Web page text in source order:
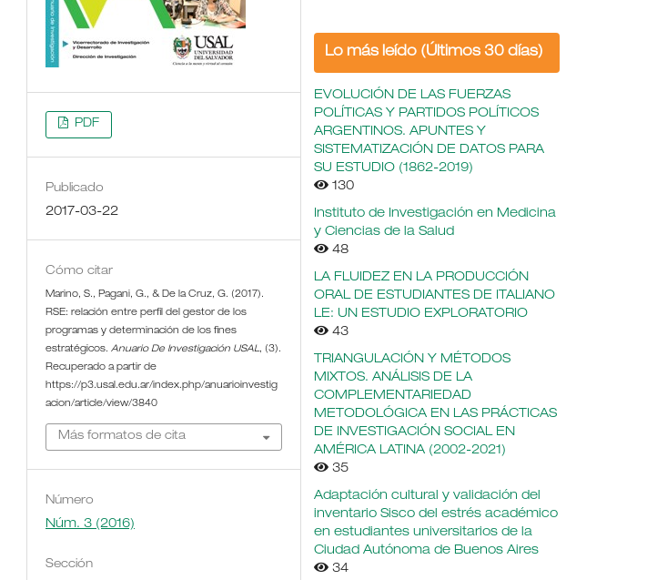
PDF
Publicado
2017-03-22
Cómo citar
Marino, S., Pagani, G., & De la Cruz, G. (2017).
RSE: relación entre perfil del gestor de los
programas y determinación de los fines
estratégicos.Anuario De Investigación USAL, (3).
Recuperado a partir de
https://p3.usal.edu.ar/index.php/anuarioinvestig
acion/article/view/3840
Más formatos de cita
Número
Núm. 3 (2016)
Sección
Lo más leído (Últimos 30 días)
EVOLUCIÓN DE LAS FUERZAS
POLÍTICAS Y PARTIDOS POLÍTICOS
ARGENTINOS. APUNTES Y
SISTEMATIZACIÓN DE DATOS PARA
SU ESTUDIO (1862-2019)
130
Instituto de Investigación en Medicina
y Ciencias de la Salud
48
LA FLUIDEZ EN LA PRODUCCIÓN
ORAL DE ESTUDIANTES DE ITALIANO
LE: UN ESTUDIO EXPLORATORIO
43
TRIANGULACIÓN Y MÉTODOS
MIXTOS. ANÁLISIS DE LA
COMPLEMENTARIEDAD
METODOLÓGICA EN LAS PRÁCTICAS
DE INVESTIGACIÓN SOCIAL EN
AMÉRICA LATINA (2002-2021)
35
Adaptación cultural y validación del
inventario Sisco del estrés académico
en estudiantes universitarios de la
Ciudad Autónoma de Buenos Aires
34